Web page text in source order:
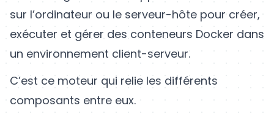
sur l’ordinateur ou le serveur-hôte pour créer,
exécuter et gérer des conteneurs Docker dans
un environnement client-serveur.
C’est ce moteur qui relie les différents
composants entre eux.